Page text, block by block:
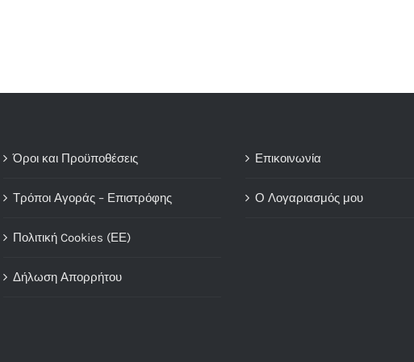
Όροι και Προϋποθέσεις
Τρόποι Αγοράς – Επιστρόφης
Πολιτική Cookies (ΕΕ)
Δήλωση Απορρήτου
Επικοινωνία
Ο Λογαριασμός μου